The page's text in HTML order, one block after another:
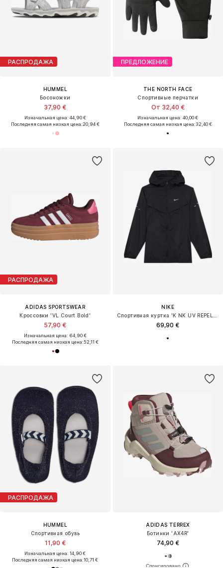
РАСПРОДАЖА
HUMMEL
Босоножки
37,90 €
Изначальная цена: 44,90 €
Последняя самая низкая цена:20,94 €
ПРЕДЛОЖЕНИЕ
THE NORTH FACE
Спортивные перчатки
От 32,40 €
Изначальная цена: 40,00 €
Последняя самая низкая цена:32,40 €
РАСПРОДАЖА
ADIDAS SPORTSWEAR
Кроссовки 'VL Court Bold'
57,90 €
Изначальная цена: 64,90 €
Последняя самая низкая цена:52,11 €
NIKE
Спортивная куртка 'K NK UV REPEL STRIDE JACKET'
69,90 €
РАСПРОДАЖА
HUMMEL
Спортивная обувь
11,90 €
Изначальная цена: 14,90 €
Последняя самая низкая цена:10,71 €
ADIDAS TERREX
Ботинки 'AX4R'
74,90 €